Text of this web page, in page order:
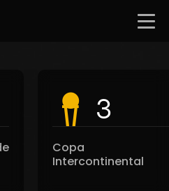
3
Copa
Intercontinental